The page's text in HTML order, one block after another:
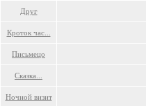
Друг
Кроток час...
Письмецо
Сказка...
Ночной визит